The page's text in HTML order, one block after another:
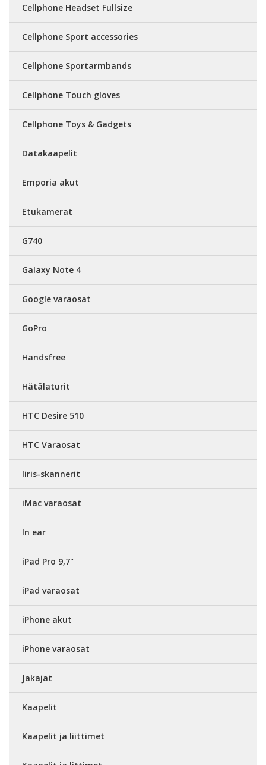
Cellphone Headset Fullsize
Cellphone Sport accessories
Cellphone Sportarmbands
Cellphone Touch gloves
Cellphone Toys & Gadgets
Datakaapelit
Emporia akut
Etukamerat
G740
Galaxy Note 4
Google varaosat
GoPro
Handsfree
Hätälaturit
HTC Desire 510
HTC Varaosat
Iiris-skannerit
iMac varaosat
In ear
iPad Pro 9,7"
iPad varaosat
iPhone akut
iPhone varaosat
Jakajat
Kaapelit
Kaapelit ja liittimet